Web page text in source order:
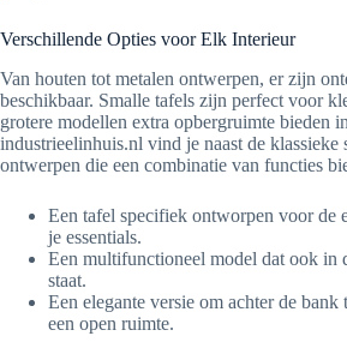
Verschillende Opties voor Elk Interieur
Van houten tot metalen ontwerpen, er zijn
beschikbaar. Smalle tafels zijn perfect voor
grotere modellen extra opbergruimte bieden
industrieelinhuis.nl vind je naast de klassieke
ontwerpen die een combinatie van functies
Een tafel specifiek ontworpen voor de
je essentials.
Een multifunctioneel model dat ook in
staat.
Een elegante versie om achter de bank
een open ruimte.